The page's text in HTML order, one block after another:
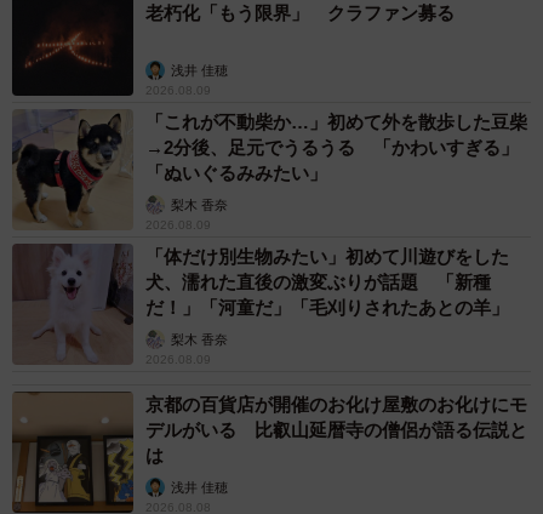
「ごみ箱をひっくり返したので、ティッシュや僕が食べた
アイスと紙パックのジュースなどを散らかしました。倒れ
ているのがごみ箱です」
2/6
飼い主さんが朝起きてリビングに行くと部屋中にごみが散らかっていた
という（提供写真）
――犯行時間はどれくらい？
「寝ている間に起きたのでわからないですね...僕が寝ている
間に犯行を行うあたり計画的でした」
――叱りましたか。
「全く叱ってはおりません（笑）。僕がごみを眺めていた
老朽化「もう限界」 クラファン募る
浅井 佳穂
2026.08.09
「これが不動柴か…」初めて外を散歩した豆柴
→2分後、足元でうるうる 「かわいすぎる」
「ぬいぐるみみたい」
梨木 香奈
2026.08.09
「体だけ別生物みたい」初めて川遊びをした
犬、濡れた直後の激変ぶりが話題 「新種
だ！」「河童だ」「毛刈りされたあとの羊」
梨木 香奈
2026.08.09
京都の百貨店が開催のお化け屋敷のお化けにモ
デルがいる 比叡山延暦寺の僧侶が語る伝説と
は
浅井 佳穂
2026.08.08